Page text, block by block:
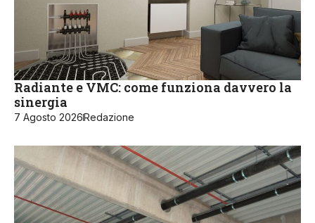
Radiante e VMC: come funziona davvero la
sinergia
7 Agosto 2026 Redazione